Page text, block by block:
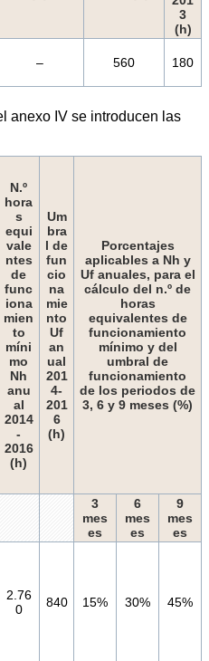
3
(h)
– 560 180
anexo IV se introducen las
N.º
hora
s
equi
vale
ntes
de
func
iona
mien
to
míni
mo
Nh
anu
al
2014
-
2016
(h)
Um
bra
l de
fun
cio
na
mie
nto
Uf
an
ual
201
4-
201
6
(h)
Porcentajes
aplicables a Nh y
Uf anuales, para el
cálculo del n.º de
horas
equivalentes de
funcionamiento
mínimo y del
umbral de
funcionamiento
de los periodos de
3, 6 y 9 meses (%)
3
mes
es
6
mes
es
9
mes
es
2.76
0
840 15% 30% 45%